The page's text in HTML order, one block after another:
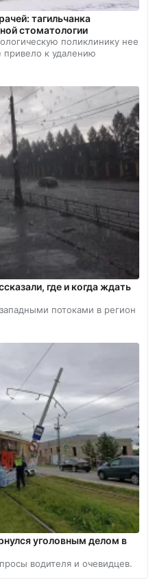
тагильчанка
стоматологии
поликлинику нее
привело к удалению
где и когда ждать
потоками в регион
уголовным делом в
водителя и очевидцев.